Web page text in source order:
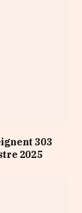
303
2025